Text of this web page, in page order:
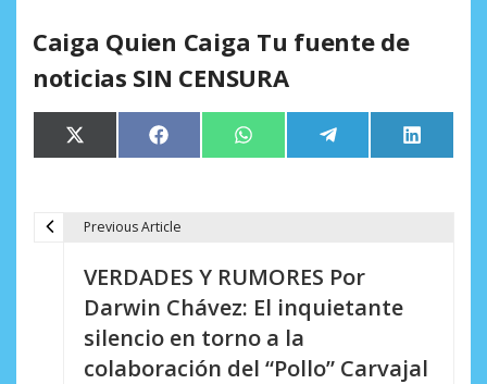
Caiga Quien Caiga Tu fuente de
noticias SIN CENSURA
Compartir
en
X
(Twitter)
Compartir
en
Facebook Compartir
en
WhatsApp Compartir
en
Telegram
en
LinkedIn
Previous Article
VERDADES Y RUMORES Por
Darwin Chávez: El inquietante
silencio en torno a la
colaboración del “Pollo” Carvajal